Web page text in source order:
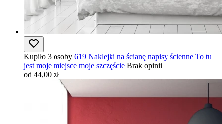
Kupiło 3 osoby 619 Naklejki na ścianę napisy ścienne To tu
jest moje miejsce moje szczęście Brak opinii
od 44,00 zł